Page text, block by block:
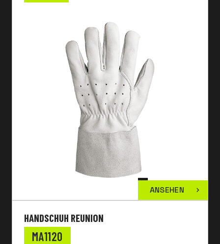
ANSEHEN
HANDSCHUH REUNION
MA1120